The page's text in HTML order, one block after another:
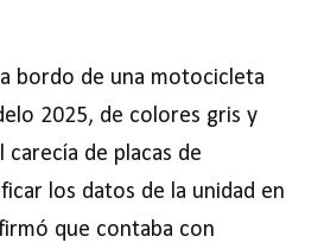
bordo de una motocicleta
2025, de colores gris y
carecía de placas de
los datos de la unidad en
que contaba con